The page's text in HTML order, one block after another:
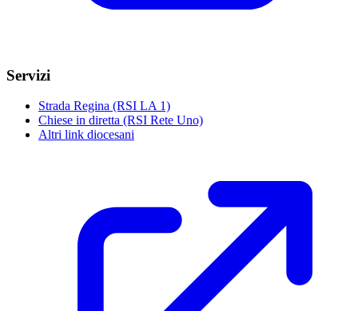
Servizi
Strada Regina (RSI LA 1)
Chiese in diretta (RSI Rete Uno)
Altri link diocesani